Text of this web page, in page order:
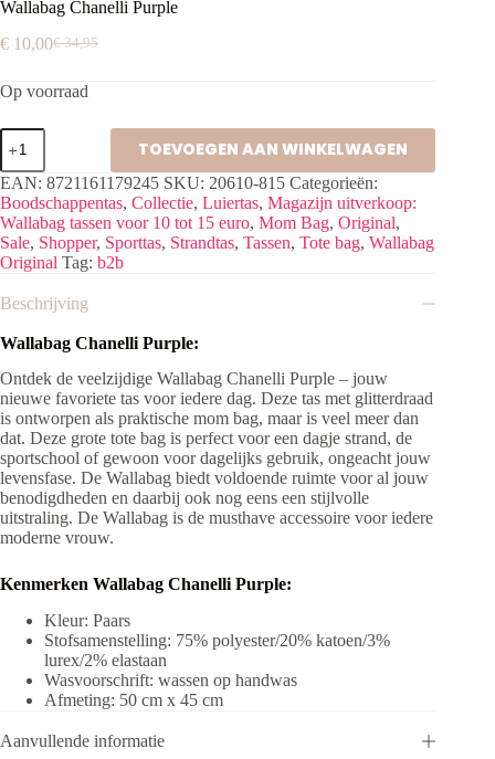
Wallabag Chanelli Purple
€34,95
Oorspronkelijke
was:
€ 10,00Huidige
is:
Op voorraad
Wallabag
Chanelli
Purple
aantal
TOEVOEGEN AAN WINKELWAGEN
EAN: 8721161179245 SKU: 20610-815 Categorieën:
Boodschappentas, Collectie, Luiertas, Magazijn uitverkoop:
Wallabag tassen voor 10 tot 15 euro, Mom Bag, Original,
Sale, Shopper, Sporttas, Strandtas, Tassen, Tote bag, Wallabag
Original Tag: b2b
Beschrijving
Wallabag Chanelli Purple:
Ontdek de veelzijdige Wallabag Chanelli Purple – jouw
nieuwe favoriete tas voor iedere dag. Deze tas met glitterdraad
is ontworpen als praktische mom bag, maar is veel meer dan
dat. Deze grote tote bag is perfect voor een dagje strand, de
sportschool of gewoon voor dagelijks gebruik, ongeacht jouw
levensfase. De Wallabag biedt voldoende ruimte voor al jouw
benodigdheden en daarbij ook nog eens een stijlvolle
uitstraling. De Wallabag is de musthave accessoire voor iedere
moderne vrouw.
Kenmerken Wallabag Chanelli Purple:
Kleur: Paars
Stofsamenstelling: 75% polyester/20% katoen/3%
lurex/2% elastaan
Wasvoorschrift: wassen op handwas
Afmeting: 50 cm x 45 cm
Aanvullende informatie